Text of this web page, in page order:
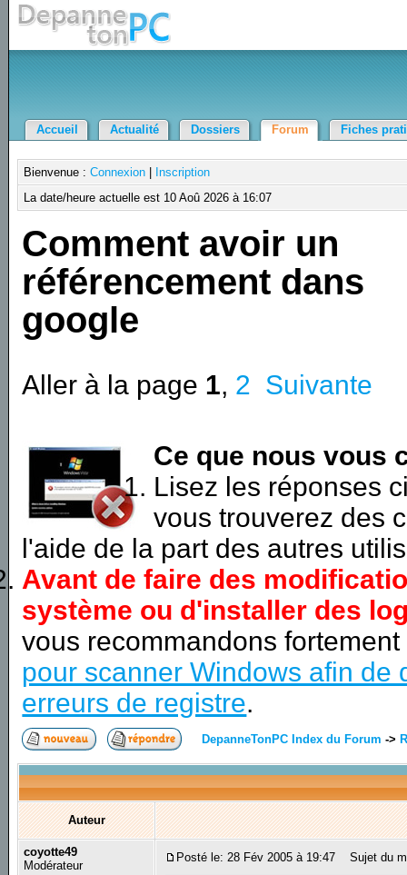
Accueil Actualité Dossiers Forum Fiches
Bienvenue :Connexion
Inscription
La date/heure actuelle est 10 Aoû 2026 à 16:07
Comment avoir un
référencement dans
google
Aller à la page 1, 2 Suivante
Ce que nous vous
Lisez les réponses
vous trouverez des
l'aide de la part des autres
Avant de faire des
système ou d'installer des
vous recommandons
pour scanner Windows afin de
erreurs de registre.
DepanneTonPC Index du Forum ->
Auteur
coyotte49
Modérateur
Posté le: 28 Fév 2005 à 19:47 Sujet du